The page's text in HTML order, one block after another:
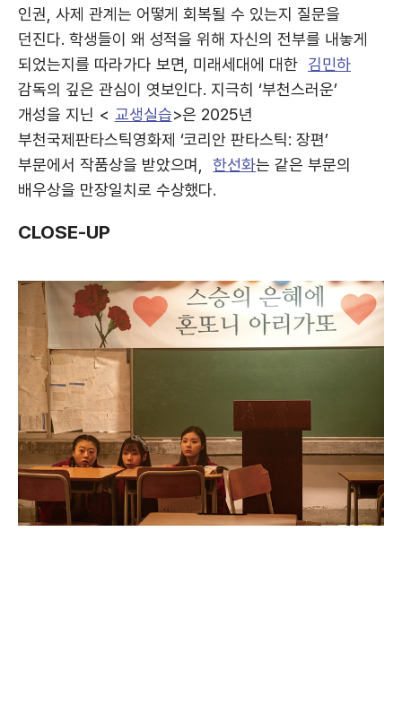
인권, 사제 관계는 어떻게 회복될 수 있는지 질문을
던진다. 학생들이 왜 성적을 위해 자신의 전부를 내놓게
되었는지를 따라가다 보면, 미래세대에 대한 김민하
감독의 깊은 관심이 엿보인다. 지극히 ‘부천스러운’
개성을 지닌 < 교생실습>은 2025년
부천국제판타스틱영화제 ‘코리안 판타스틱: 장편’
부문에서 작품상을 받았으며,
한선화는 같은 부문의
배우상을 만장일치로 수상했다.
CLOSE-UP